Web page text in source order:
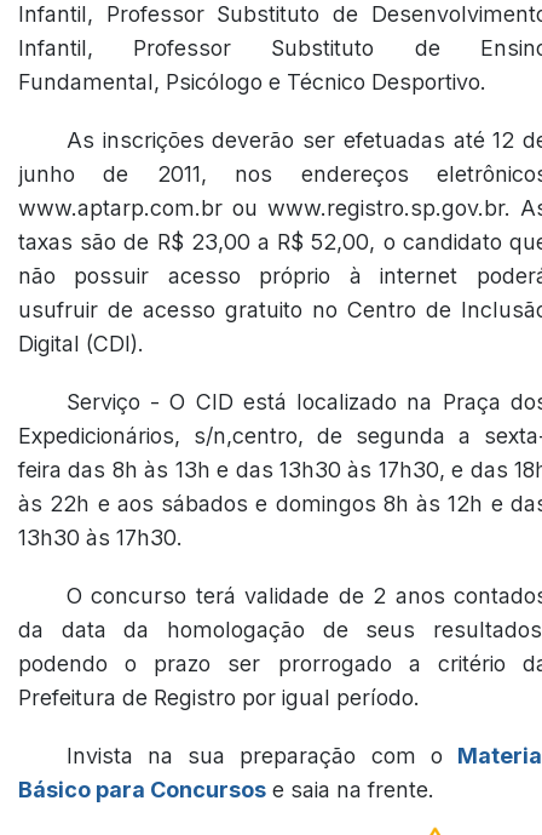
Infantil, Professor Substituto de
Infantil, Professor Substituto de
Fundamental, Psicólogo e Técnico Desportivo.
As inscrições deverão ser efetuadas até 12
junho de 2011, nos endereços
www.aptarp.com.br ou www.registro.sp.gov.br.
taxas são de R$ 23,00 a R$ 52,00, o candidato
não possuir acesso próprio à internet
usufruir de acesso gratuito no Centro de
Digital (CDI).
Serviço - O CID está localizado na Praça
Expedicionários, s/n,centro, de segunda a
feira das 8h às 13h e das 13h30 às 17h30, e das
às 22h e aos sábados e domingos 8h às 12h e
13h30 às 17h30.
O concurso terá validade de 2 anos
da data da homologação de seus
podendo o prazo ser prorrogado a critério
Prefeitura de Registro por igual período.
Invista na sua preparação com o
Básico para Concursos e saia na frente.